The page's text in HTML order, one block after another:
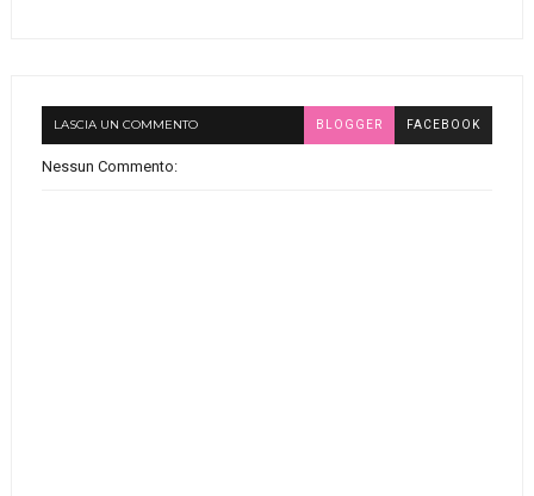
LASCIA UN COMMENTO BLOGGER FACEBOOK
Nessun Commento: